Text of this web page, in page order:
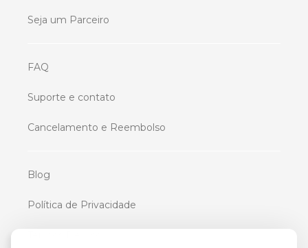
Seja um Parceiro
FAQ
Suporte e contato
Cancelamento e Reembolso
Blog
Política de Privacidade